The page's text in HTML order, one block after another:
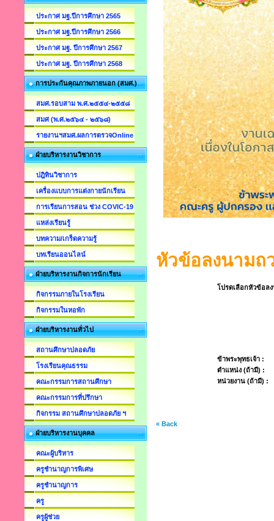
ประกาศ มฐ.ปีการศึกษา 2565
ประกาศ มฐ.ปีการศึกษา 2566
ประกาศ มฐ. ปีการศึกษา 2567
ประกาศ มฐ. ปีการศึกษา 2568
การประกันคุณภาพภายนอก (สมศ.)
สมศ.รอบสาม พ.ศ.๒๕๕๔-๒๕๕๘
สมศ (พ.ศ.๒๕๖๔ - ๒๕๖๘)
รายงานฯสมศ.ผลการตรวจOnline
ฝ่ายบริหารงานวิชาการ
ปฎิทินวิชาการ
เครื่องแบบการแต่งกายนักเรียน
การเรียนการสอน ช่วง COVIC-19
แหล่งเรียนรู้
บทความ/เกร็ดความรู้
บทเรียนออนไลน์
ฝ่ายบริหารงานกิจการนักเรียน
กิจกรรมภายในโรงเรียน
กิจกรรมในหอพัก
ฝ่ายบริหารงานทั่วไป
สถานศึกษาปลอดภัย
โรงเรียนคุณธรรม
คณะกรรมการสถานศึกษา
คณะกรรมการที่ปรึกษา
กิจกรรม สถานศึกษาปลอดภัย ฯ
ฝ่ายบริหารงานบุคคล
คณะผู้บริหาร
ครูชำนาญการพิเศษ
ครูชำนาญการ
ครู
ครูผู้ช่วย
หัวข้อลงนามถ
โปรดเลือกหัวข้อล
ข้าพระพุทธเจ้า :
ตำแหน่ง (ถ้ามี) :
หน่วยงาน (ถ้ามี) :
« Back